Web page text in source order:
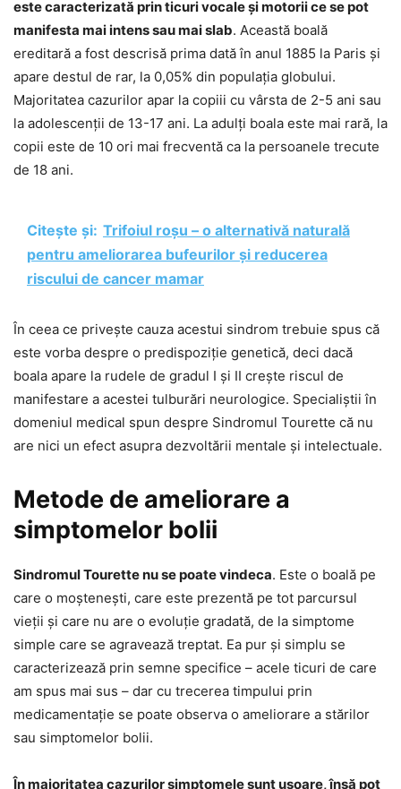
este caracterizată prin ticuri vocale și motorii ce se pot
manifesta mai intens sau mai slab. Această boală
ereditară a fost descrisă prima dată în anul 1885 la Paris și
apare destul de rar, la 0,05% din populația globului.
Majoritatea cazurilor apar la copiii cu vârsta de 2-5 ani sau
la adolescenții de 13-17 ani. La adulți boala este mai rară, la
copii este de 10 ori mai frecventă ca la persoanele trecute
de 18 ani.
Citește și: Trifoiul roșu – o alternativă naturală
pentru ameliorarea bufeurilor și reducerea
riscului de cancer mamar
În ceea ce privește cauza acestui sindrom trebuie spus că
este vorba despre o predispoziție genetică, deci dacă
boala apare la rudele de gradul I și II crește riscul de
manifestare a acestei tulburări neurologice. Specialiștii în
domeniul medical spun despre Sindromul Tourette că nu
are nici un efect asupra dezvoltării mentale și intelectuale.
Metode de ameliorare a
simptomelor bolii
Sindromul Tourette nu se poate vindeca. Este o boală pe
care o moștenești, care este prezentă pe tot parcursul
vieții și care nu are o evoluție gradată, de la simptome
simple care se agravează treptat. Ea pur și simplu se
caracterizează prin semne specifice – acele ticuri de care
am spus mai sus – dar cu trecerea timpului prin
medicamentație se poate observa o ameliorare a stărilor
sau simptomelor bolii.
În majoritatea cazurilor simptomele sunt ușoare, însă pot